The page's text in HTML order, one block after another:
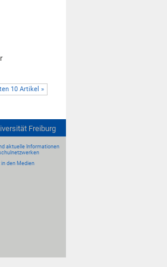
10 Artikel »
Freiburg
aktuelle Informationen
in den Medien